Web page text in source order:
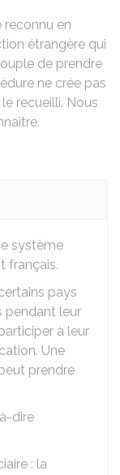
reconnu en
étrangère qui
de prendre
ne crée pas
recueilli. Nous
système
français.
pays
pendant leur
à leur
Une
prendre
dire
: la